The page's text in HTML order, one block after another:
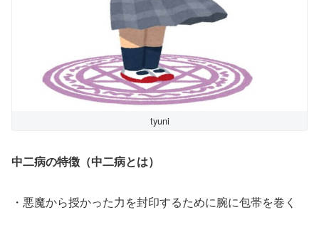
tyuni
中二病の特徴（中二病とは）
・悪魔から授かった力を封印するために腕に包帯を巻く